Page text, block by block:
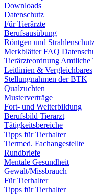
Downloads
Datenschutz
Für Tierärzte
Berufsausübung
Röntgen und
Merkblätter FAQ
Tierärzteordnung Amtliche
Leitlinien & Vergleichbares
Stellungnahmen der BTK
Qualzuchten
Musterverträge
Fort- und Weiterbildung
Berufsbild Tierarzt
Tätigkeitsbereiche
Tipps für Tierhalter
Tiermed. Fachangestellte
Rundbriefe
Mentale Gesundheit
Gewalt/Missbrauch
Für Tierhalter
Tipps für Tierhalter